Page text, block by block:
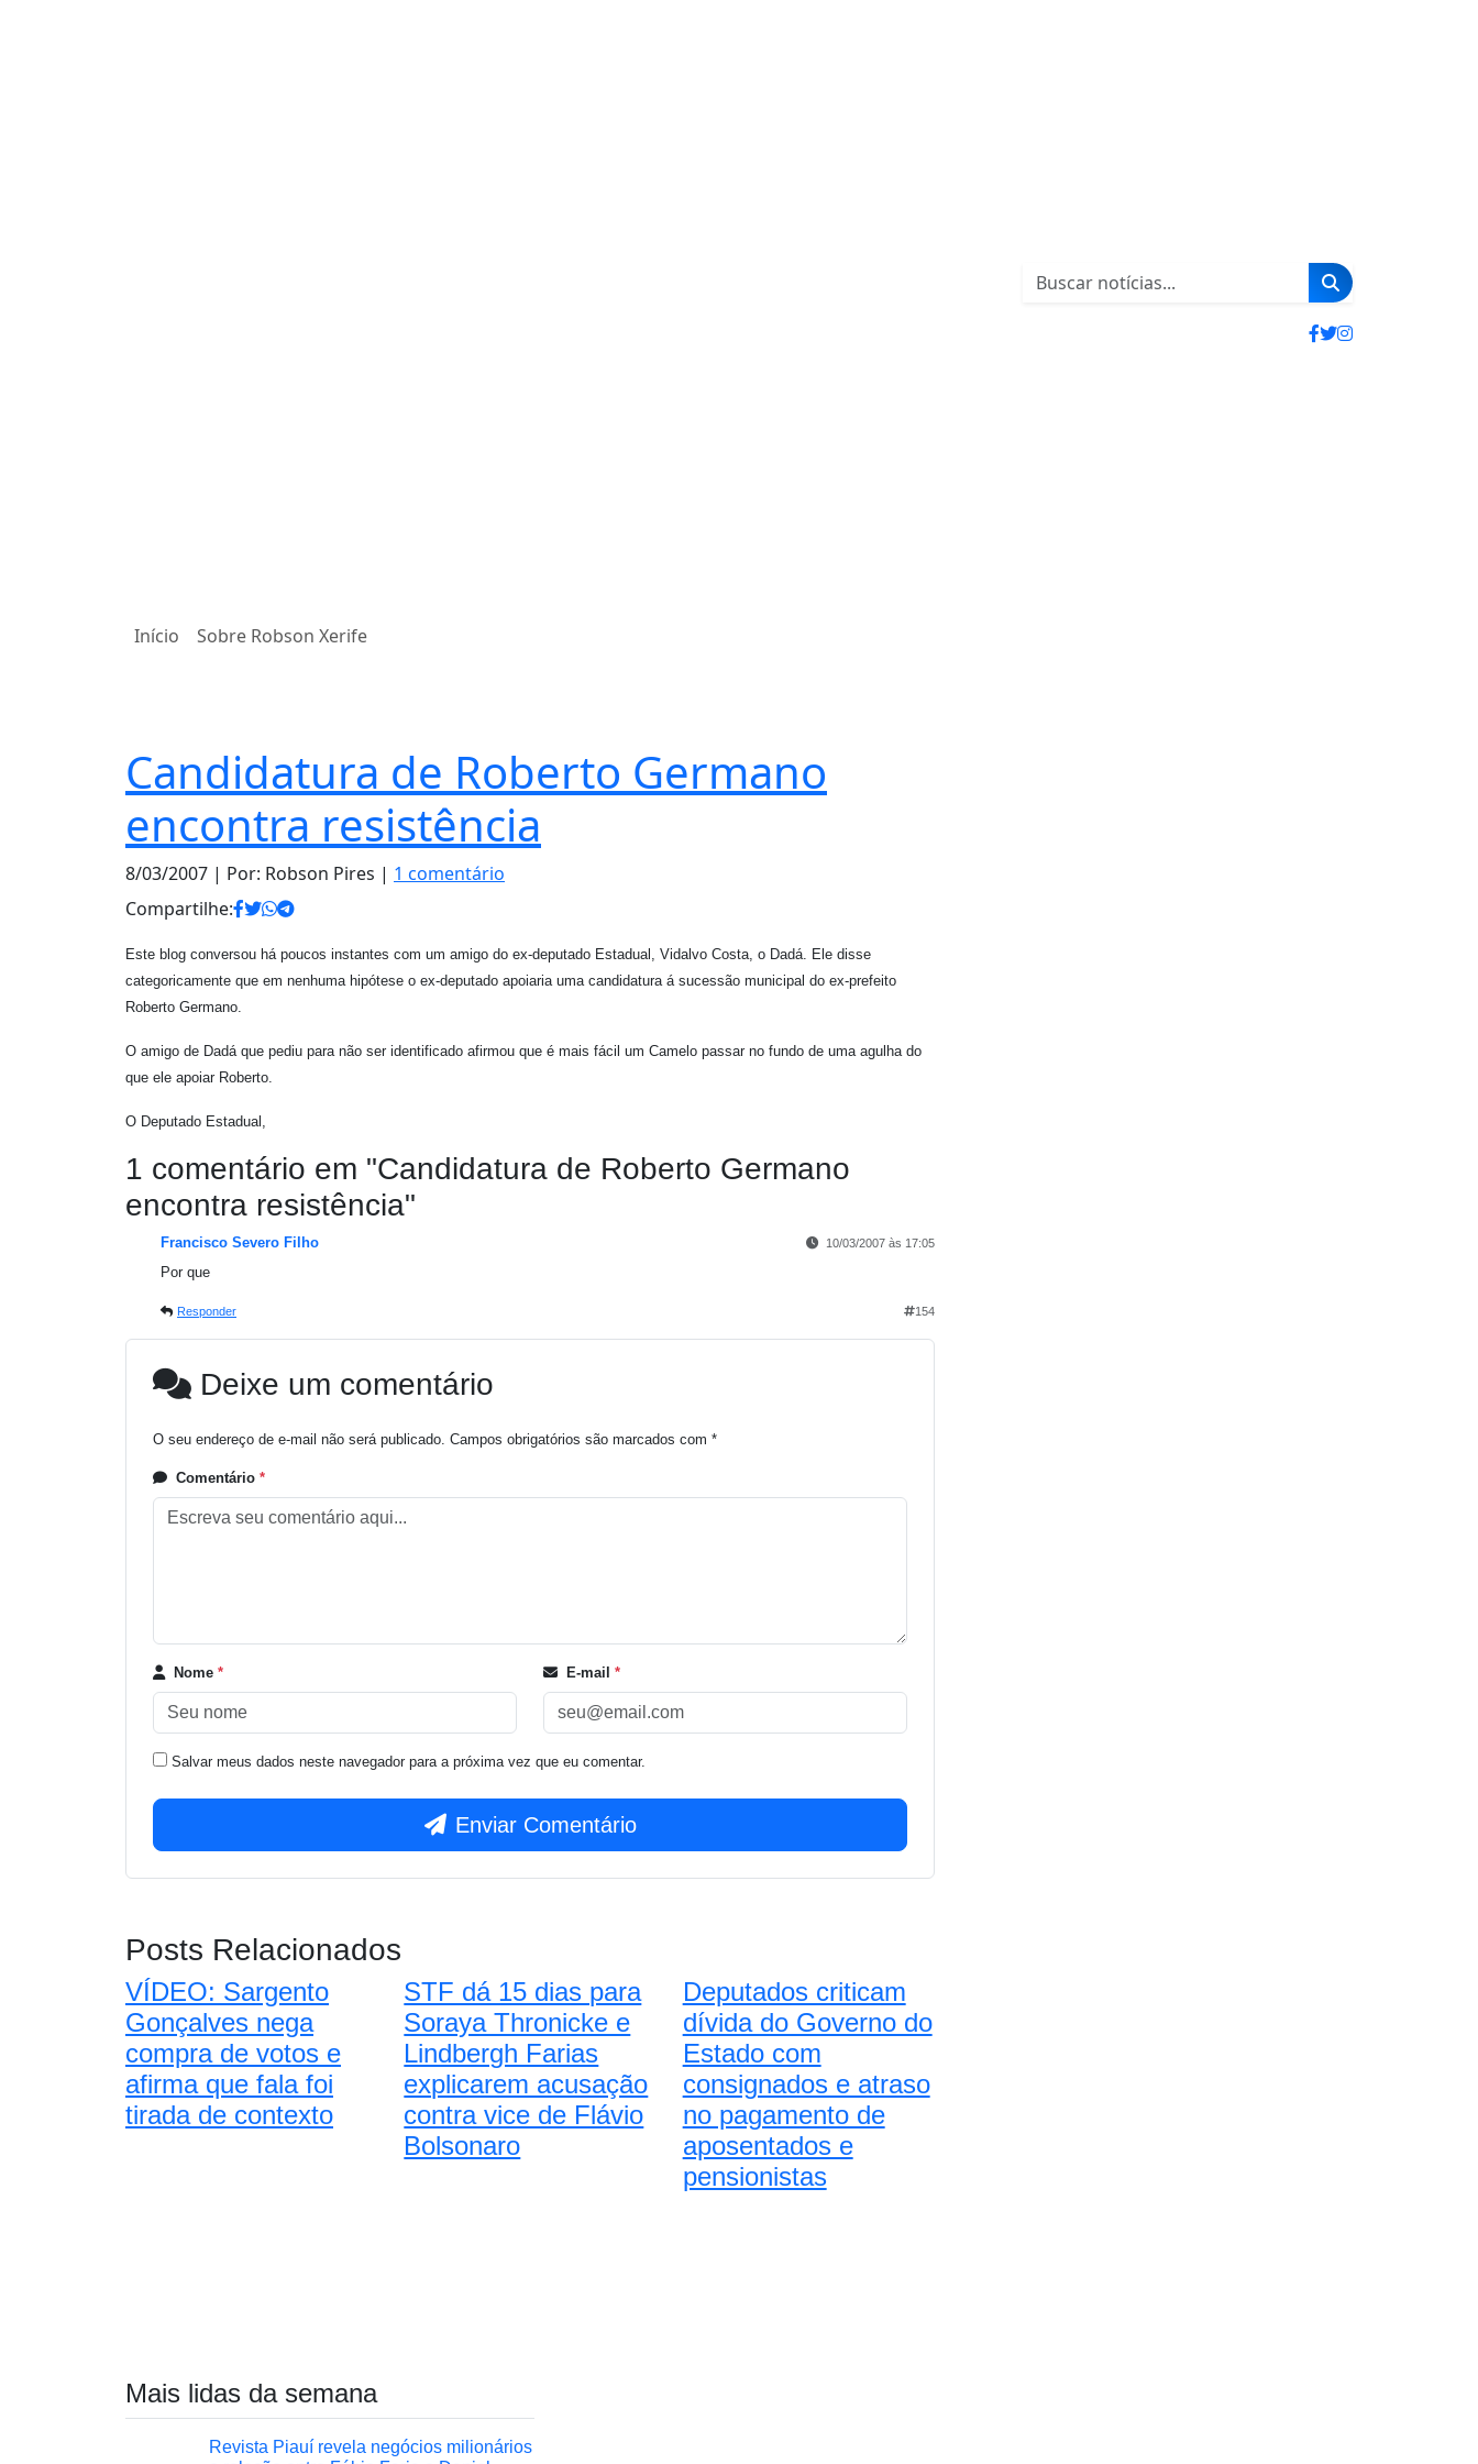
Início Sobre Robson Xerife
Candidatura de Roberto Germano
encontra resistência
8/03/2007 | Por: Robson Pires | 1 comentário
Compartilhe:
Este blog conversou há poucos instantes com um amigo do ex-deputado Estadual, Vidalvo Costa, o Dadá. Ele disse
categoricamente que em nenhuma hipótese o ex-deputado apoiaria uma candidatura á sucessão municipal do ex-prefeito
Roberto Germano.
O amigo de Dadá que pediu para não ser identificado afirmou que é mais fácil um Camelo passar no fundo de uma agulha do
que ele apoiar Roberto.
O Deputado Estadual,
1 comentário em "Candidatura de Roberto Germano
encontra resistência"
Francisco Severo Filho 10/03/2007 às 17:05
Por que
Responder 154
Deixe um comentário
O seu endereço de e-mail não será publicado. Campos obrigatórios são marcados com *
Comentário *
Nome * E-mail *
Salvar meus dados neste navegador para a próxima vez que eu comentar.
Enviar Comentário
Posts Relacionados
VÍDEO: Sargento
Gonçalves nega
compra de votos e
afirma que fala foi
tirada de contexto
STF dá 15 dias para
Soraya Thronicke e
Lindbergh Farias
explicarem acusação
contra vice de Flávio
Bolsonaro
Deputados criticam
dívida do Governo do
Estado com
consignados e atraso
no pagamento de
aposentados e
pensionistas
Mais lidas da semana
Revista Piauí revela negócios milionários